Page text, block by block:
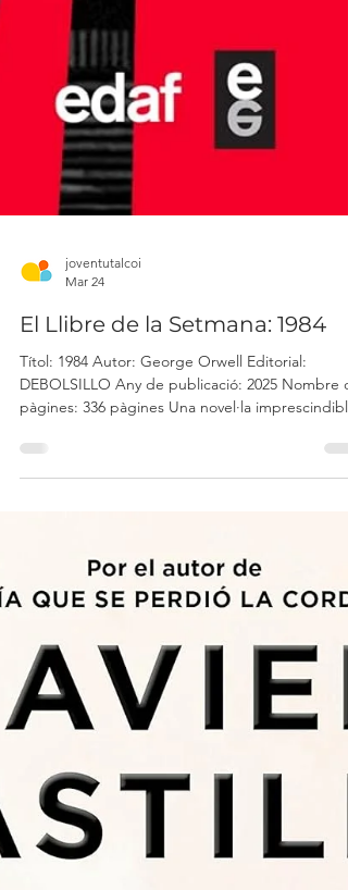
Mar 24
El Llibre de la Setmana: 1984
Títol: 1984 Autor: George Orwell Editorial:
de la llibertat. Llegir-la és enfrontar-se a un mirall
incòmode que ens recorda fins on pot arribar el
poder quan no té límits . Una distopia
aspectes de la vida. Es una e